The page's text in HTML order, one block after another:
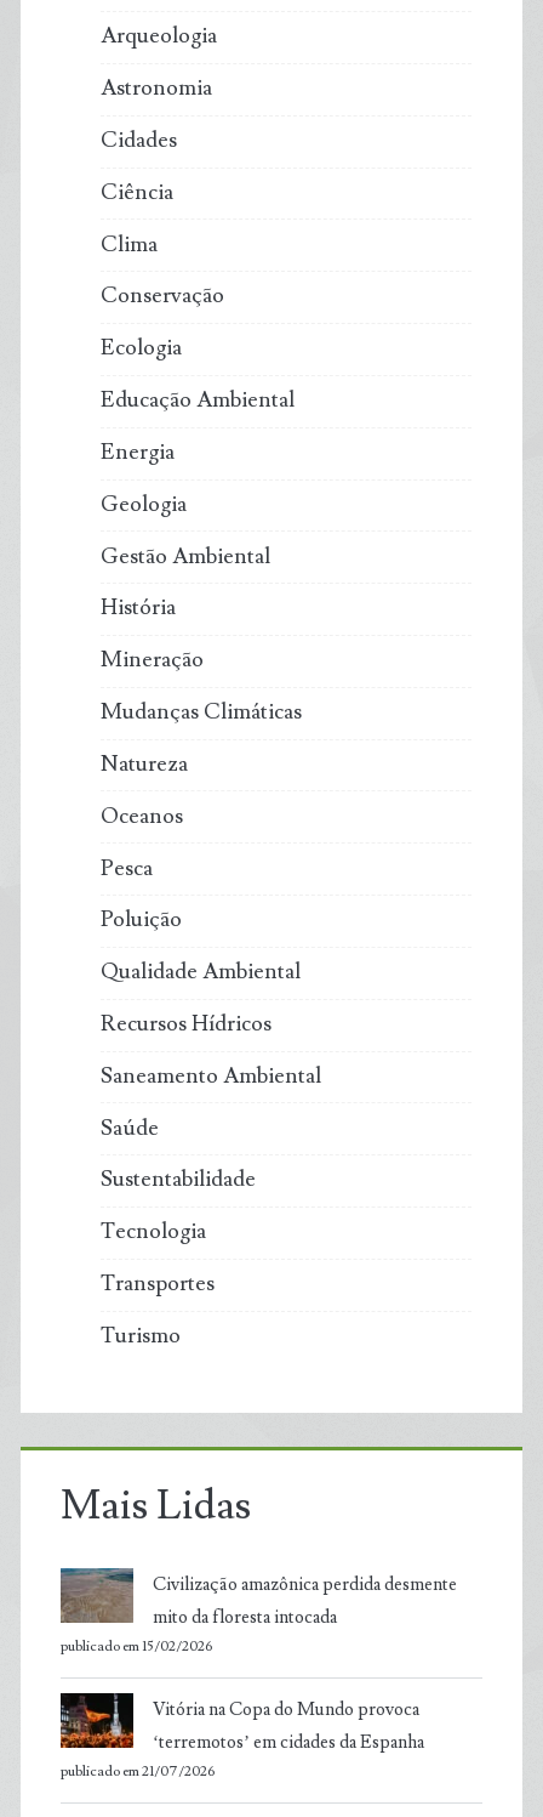
Arqueologia
Astronomia
Cidades
Ciência
Clima
Conservação
Ecologia
Educação Ambiental
Energia
Geologia
Gestão Ambiental
História
Mineração
Mudanças Climáticas
Natureza
Oceanos
Pesca
Poluição
Qualidade Ambiental
Recursos Hídricos
Saneamento Ambiental
Saúde
Sustentabilidade
Tecnologia
Transportes
Turismo
Mais Lidas
Civilização amazônica perdida desmente
mito da floresta intocada
publicado em 15/02/2026
Vitória na Copa do Mundo provoca
‘terremotos’ em cidades da Espanha
publicado em 21/07/2026